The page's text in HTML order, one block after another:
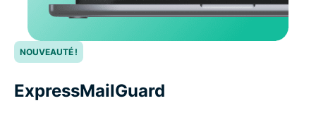
NOUVEAUTÉ !
ExpressMailGuard